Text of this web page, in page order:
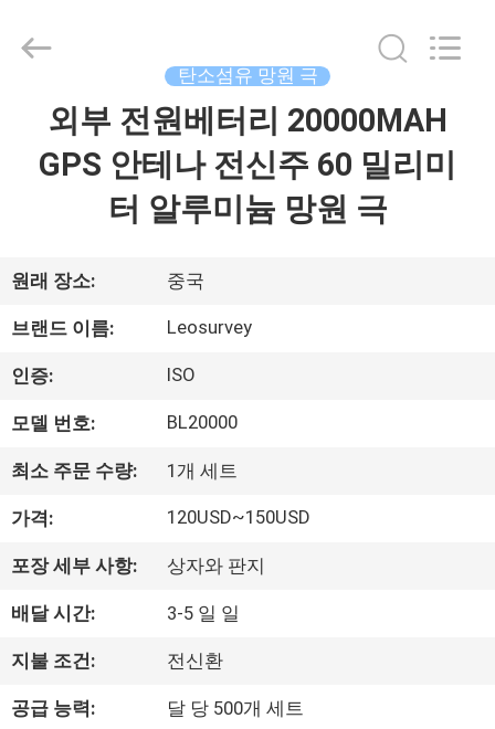
우
리
에
여
공
장
여
2021
Instrument
탄소섬유 망원 극
외부 전원베터리 20000MAH
GPS 안테나 전신주 60 밀리미
터 알루미늄 망원 극
원래 장소: 중국
브랜드 이름: Leosurvey
인증: ISO
모델 번호: BL20000
최소 주문 수량: 1개 세트
가격: 120USD~150USD
포장 세부 사항: 상자와 판지
배달 시간: 3-5 일 일
지불 조건: 전신환
공급 능력: 달 당 500개 세트